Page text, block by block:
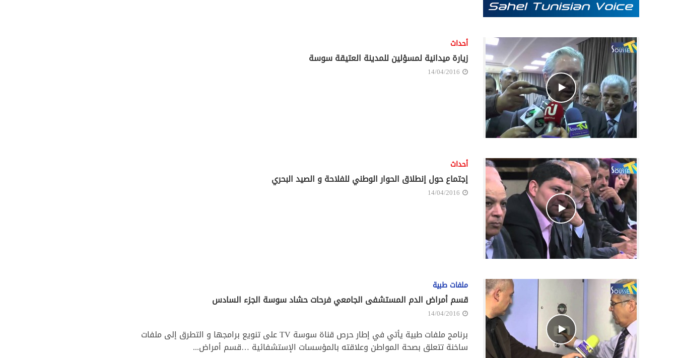
أحداث
زيارة ميدانية لمسؤلين للمدينة العتيقة سوسة
14/04/2016
أحداث
إجتماع حول إنطلاق الحوار الوطني للفلاحة و الصيد البحري
14/04/2016
ملفات طبية
قسم أمراض الدم المستشفى الجامعي فرحات حشاد سوسة الجزء السادس
14/04/2016
برنامج ملفات طبية يأتي في إطار حرص قناة سوسة TV على تنويع برامجها و التطرق إلى ملفات
ساخنة تتعلق بصحة المواطن وعلاقته بالمؤسسات الإستشفائية …قسم أمراض...